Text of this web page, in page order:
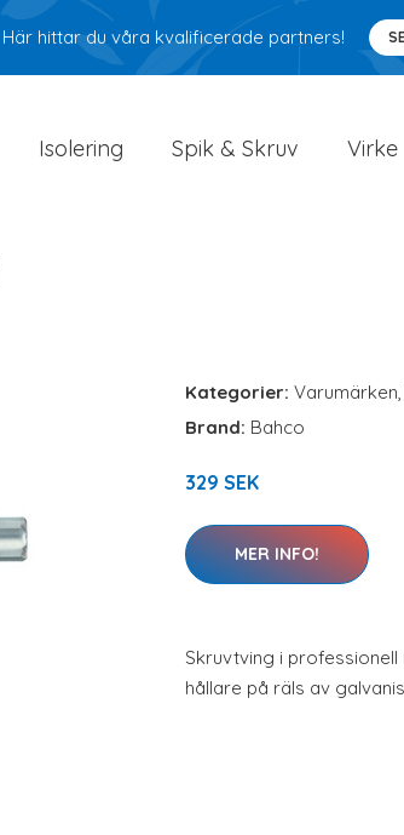
Här hittar du våra kvalificerade partners!
Isolering Spik & Skruv Virke
Kategorier: Varumärken,
Brand: Bahco
329 SEK
MER INFO!
Skruvtving i
hållare på räls av